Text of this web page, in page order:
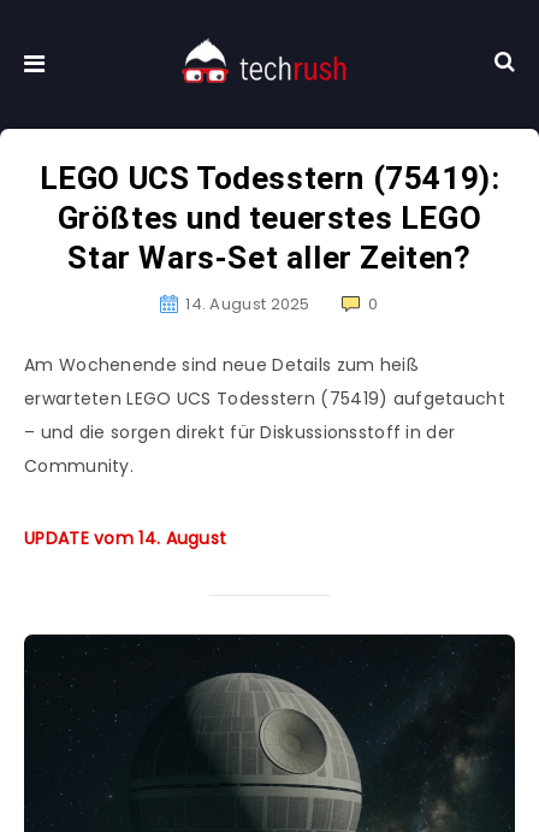
LEGO UCS Todesstern (75419):
Größtes und teuerstes LEGO
Star Wars-Set aller Zeiten?
14. August 2025 0
Am Wochenende sind neue Details zum heiß
erwarteten LEGO UCS Todesstern (75419) aufgetaucht
– und die sorgen direkt für Diskussionsstoff in der
Community.
UPDATE vom 14. August